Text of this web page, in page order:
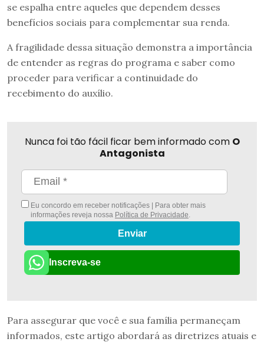
se espalha entre aqueles que dependem desses
benefícios sociais para complementar sua renda.
A fragilidade dessa situação demonstra a importância
de entender as regras do programa e saber como
proceder para verificar a continuidade do
recebimento do auxílio.
Nunca foi tão fácil ficar bem informado com O
Antagonista
Eu concordo em receber notificações | Para obter mais
informações reveja nossa Política de Privacidade
Enviar
Inscreva-se
Para assegurar que você e sua família permaneçam
informados, este artigo abordará as diretrizes atuais e